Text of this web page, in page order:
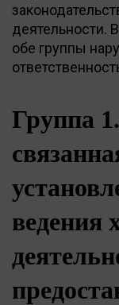
деятельности.
обе группы
Группа
ведения